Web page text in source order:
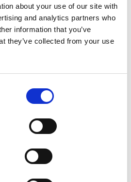
about your use of our site with
and analytics partners who
information that you’ve
they’ve collected from your use
instruções, não estará protegida
pois a utilização em
poderá danificar ou envelhecer
no manual de instruções e
a pellets, referida no próprio
para os produtos e
pela Solzaima S.A. apenas e
a venda do produto pela Solzaima.